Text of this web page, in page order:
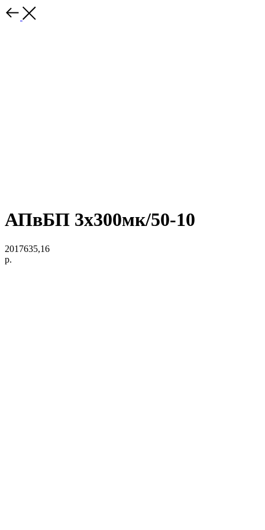
АПвБП 3х300мк/50-10
2017635,16
р.